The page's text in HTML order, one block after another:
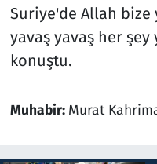
Suriye'de Allah bize
yavaş yavaş her
konuştu.
Muhabir: Murat